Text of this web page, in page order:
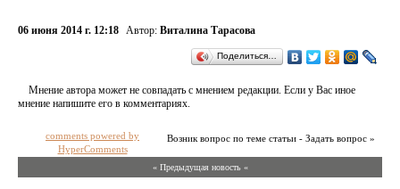
06 июня 2014 г. 12:18 Автор: Виталина Тарасова
Поделиться…
Мнение автора может не совпадать с мнением редакции. Если у Вас иное
мнение напишите его в комментариях.
Возник вопрос по теме статьи - Задать вопрос »
comments powered by
HyperComments
« Предыдущая новость «